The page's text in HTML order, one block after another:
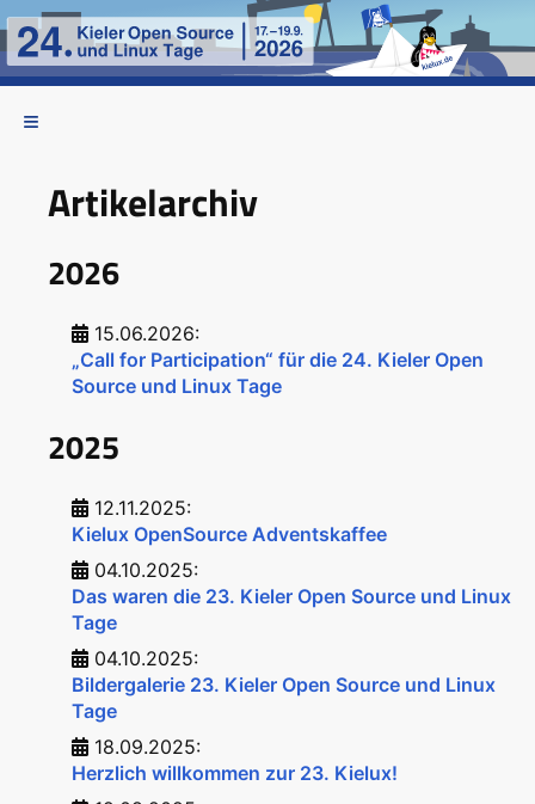
Artikelarchiv
2026
15.06.2026:
„Call for Participation“ für die 24. Kieler Open
Source und Linux Tage
2025
12.11.2025:
Kielux OpenSource Adventskaffee
04.10.2025:
Das waren die 23. Kieler Open Source und Linux
Tage
04.10.2025:
Bildergalerie 23. Kieler Open Source und Linux
Tage
18.09.2025:
Herzlich willkommen zur 23. Kielux!